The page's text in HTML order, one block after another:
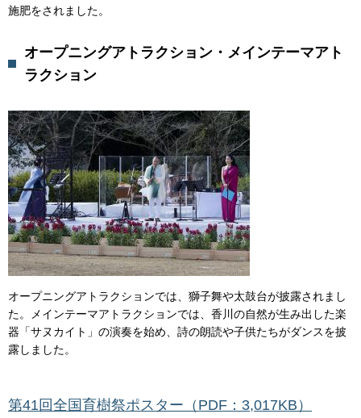
施肥をされました。
オープニングアトラクション・メインテーマアト
ラクション
オープニングアトラクションでは、獅子舞や太鼓台が披露されまし
た。メインテーマアトラクションでは、香川の自然が生み出した楽
器「サヌカイト」の演奏を始め、詩の朗読や子供たちがダンスを披
露しました。
第41回全国育樹祭ポスター（PDF：3,017KB）